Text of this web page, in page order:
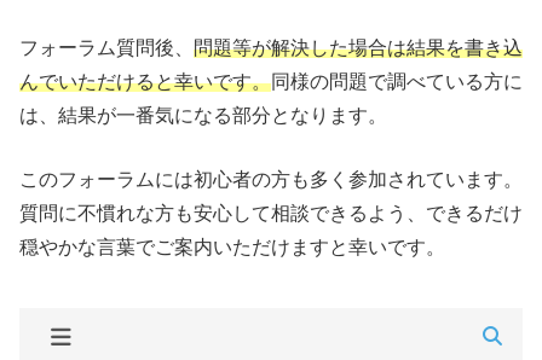
フォーラム質問後、 問題等が解決した場合は結果を書き込
んでいただけると幸いです。同様の問題で調べている方に
は、結果が一番気になる部分となります。
このフォーラムには初心者の方も多く参加されています。
質問に不慣れな方も安心して相談できるよう、できるだけ
穏やかな言葉でご案内いただけますと幸いです。